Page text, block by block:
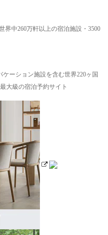
界中260万軒以上の宿泊施設・3500
ーション施設を含む世界220ヶ国
大級の宿泊予約サイト